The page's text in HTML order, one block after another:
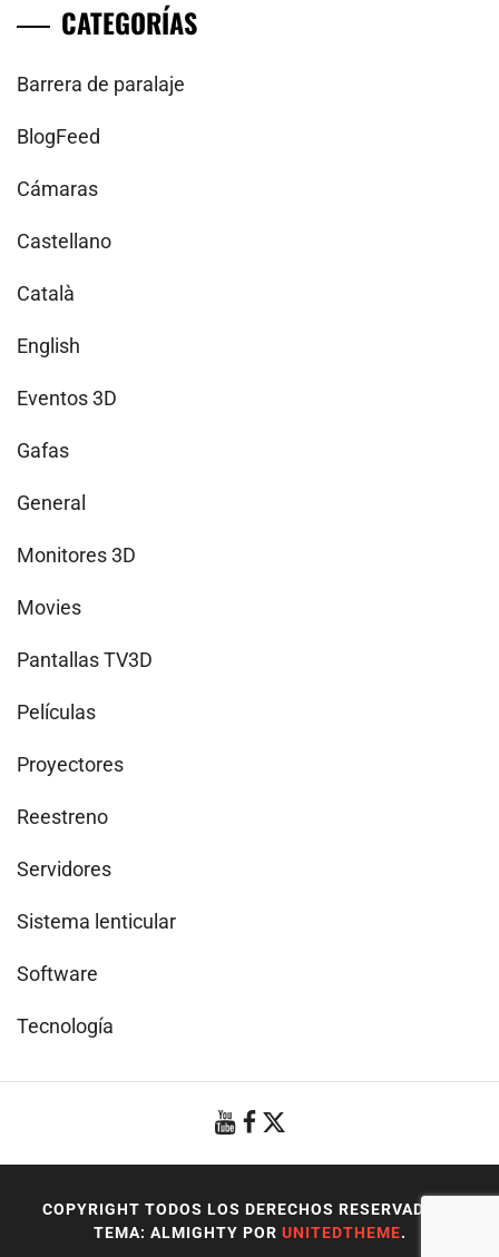
CATEGORÍAS
Barrera de paralaje
BlogFeed
Cámaras
Castellano
Català
English
Eventos 3D
Gafas
General
Monitores 3D
Movies
Pantallas TV3D
Películas
Proyectores
Reestreno
Servidores
Sistema lenticular
Software
Tecnología
COPYRIGHT TODOS LOS DERECHOS RESERVADOS
TEMA: ALMIGHTY POR UNITEDTHEME.